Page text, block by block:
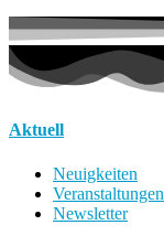
Aktuell
Neuigkeiten
Veranstaltungen
Newsletter